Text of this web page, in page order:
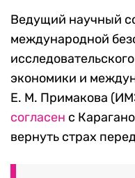
Ведущий научный
международной
экономики и
Е. М. Примакова (
согласен с
вернуть страх